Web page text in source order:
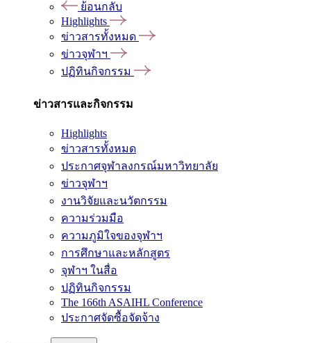
ย้อนกลับ
Highlights
ข่าวสารทั้งหมด
ข่าวจุฬาฯ
ปฏิทินกิจกรรม
ข่าวสารและกิจกรรม
Highlights
ข่าวสารทั้งหมด
ประกาศจุฬาลงกรณ์มหาวิทยาลัย
ข่าวจุฬาฯ
งานวิจัยและนวัตกรรม
ความร่วมมือ
ความภูมิใจของจุฬาฯ
การศึกษาและหลักสูตร
จุฬาฯ ในสื่อ
ปฏิทินกิจกรรม
The 166th ASAIHL Conference
ประกาศจัดซื้อจัดจ้าง